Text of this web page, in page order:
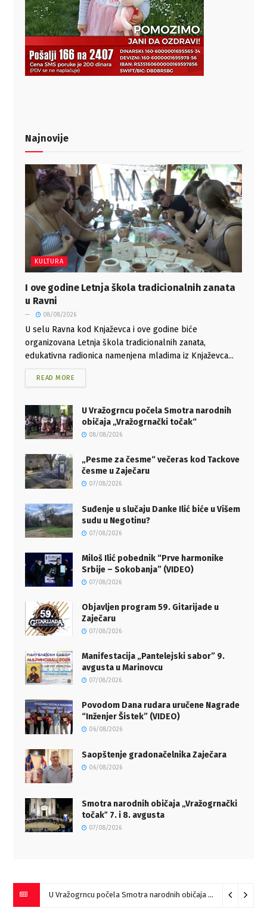
Najnovije
KULTURA
I ove godine Letnja škola tradicionalnih zanata
u Ravni
08/08/2026
U selu Ravna kod Knjaževca i ove godine biće
organizovana Letnja škola tradicionalnih zanata,
edukativna radionica namenjena mladima iz Knjaževca...
READ MORE
U Vražogrncu počela Smotra narodnih
običaja „Vražogrnački točak“
08/08/2026
„Pesme za česme“ večeras kod Tackove
česme u Zaječaru
07/08/2026
Suđenje u slučaju Danke Ilić biće u Višem
sudu u Negotinu?
07/08/2026
Miloš Ilić pobednik “Prve harmonike
Srbije – Sokobanja” (VIDEO)
07/08/2026
Objavljen program 59. Gitarijade u
Zaječaru
07/08/2026
Manifestacija „Pantelejski sabor” 9.
avgusta u Marinovcu
07/08/2026
Povodom Dana rudara uručene Nagrade
“Inženjer Šistek” (VIDEO)
06/08/2026
Saopštenje gradonačelnika Zaječara
06/08/2026
Smotra narodnih običaja „Vražogrnački
točakˮ 7. i 8. avgusta
07/08/2026
U Vražogrncu počela Smotra narodnih običaja „Vražogrnački točak“